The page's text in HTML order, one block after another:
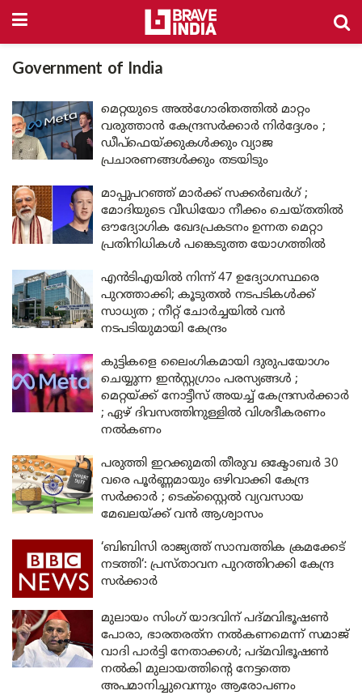
Government of India
മെറ്റയുടെ അൽഗോരിതത്തിൽ മാറ്റം
വരുത്താൻ കേന്ദ്രസർക്കാർ നിർദ്ദേശം ;
ഡീപ്‌ഫെയ്ക്കുകൾക്കും വ്യാജ
പ്രചാരണങ്ങൾക്കും തടയിടും
മാപ്പുപറഞ്ഞ് മാർക്ക് സക്കർബർഗ് ;
മോദിയുടെ വീഡിയോ നീക്കം ചെയ്തതിൽ
ഔദ്യോഗിക ഖേദപ്രകടനം ഉന്നത മെറ്റാ
പ്രതിനിധികൾ പങ്കെടുത്ത യോഗത്തിൽ
എൻടിഎയിൽ നിന്ന് 47 ഉദ്യോഗസ്ഥരെ
പുറത്താക്കി; കൂടുതൽ നടപടികൾക്ക്
സാധ്യത ; നീറ്റ് ചോർച്ചയിൽ വൻ
നടപടിയുമായി കേന്ദ്രം
കുട്ടികളെ ലൈംഗികമായി ദുരുപയോഗം
ചെയ്യുന്ന ഇൻസ്റ്റഗ്രാം പരസ്യങ്ങൾ ;
മെറ്റയ്ക്ക് നോട്ടീസ് അയച്ച് കേന്ദ്രസർക്കാർ
; ഏഴ് ദിവസത്തിനുള്ളിൽ വിശദീകരണം
നൽകണം
പരുത്തി ഇറക്കുമതി തീരുവ ഒക്ടോബർ 30
വരെ പൂർണ്ണമായും ഒഴിവാക്കി കേന്ദ്ര
സർക്കാർ ; ടെക്സ്റ്റൈൽ വ്യവസായ
മേഖലയ്ക്ക് വൻ ആശ്വാസം
‘ബിബിസി രാജ്യത്ത് സാമ്പത്തിക ക്രമക്കേട്
നടത്തി‘: പ്രസ്താവന പുറത്തിറക്കി കേന്ദ്ര
സർക്കാർ
മുലായം സിംഗ് യാദവിന് പദ്മവിഭൂഷൺ
പോരാ, ഭാരതരത്‌ന നൽകണമെന്ന് സമാജ്
വാദി പാർട്ടി നേതാക്കൾ; പദ്മവിഭൂഷൺ
നൽകി മുലായത്തിന്റെ നേട്ടത്തെ
അപമാനിച്ചുവെന്നും ആരോപണം